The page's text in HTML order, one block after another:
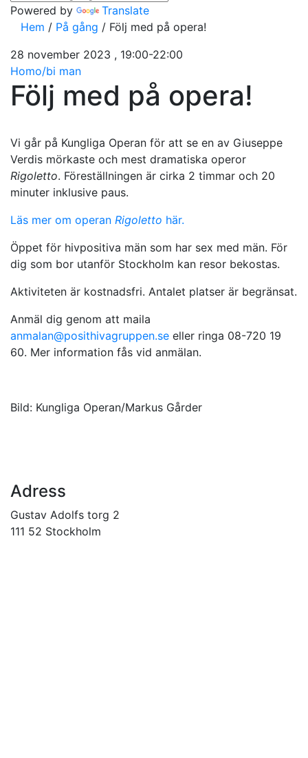
Powered by
Translate
Hem / På gång / Följ med på opera!
28 november 2023 , 19:00-22:00
Homo/bi man
Följ med på opera!
Vi går på Kungliga Operan för att se en av Giuseppe
Verdis mörkaste och mest dramatiska operor
Rigoletto. Föreställningen är cirka 2 timmar och 20
minuter inklusive paus.
Läs mer om operan Rigoletto här.
Öppet för hivpositiva män som har sex med män. För
dig som bor utanför Stockholm kan resor bekostas.
Aktiviteten är kostnadsfri. Antalet platser är begränsat.
Anmäl dig genom att maila
anmalan@posithivagruppen.se eller ringa 08-720 19
60. Mer information fås vid anmälan.
Bild: Kungliga Operan/Markus Gårder
Adress
Gustav Adolfs torg 2
111 52 Stockholm